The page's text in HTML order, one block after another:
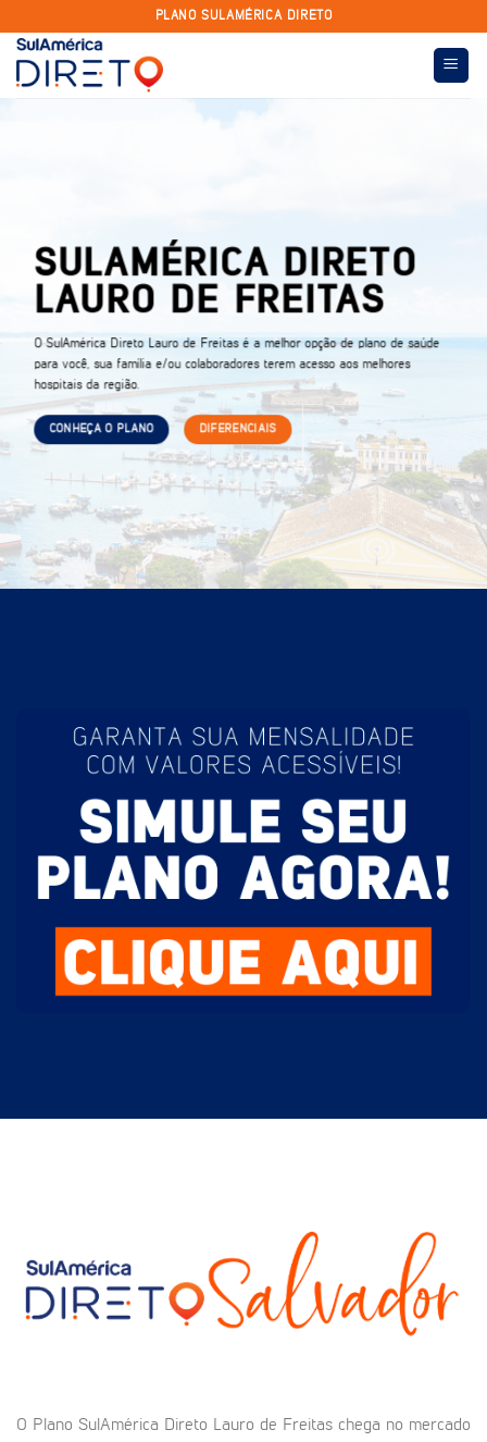
content
PLANO SULAMÉRICA DIRETO
SULAMÉRICA DIRETO
LAURO DE FREITAS
O SulAmérica Direto Lauro de Freitas é a melhor opção de plano de saúde
para você, sua família e/ou colaboradores terem acesso aos melhores
hospitais da região.
CONHEÇA O PLANO DIFERENCIAIS
O Plano SulAmérica Direto Lauro de Freitas chega no mercado